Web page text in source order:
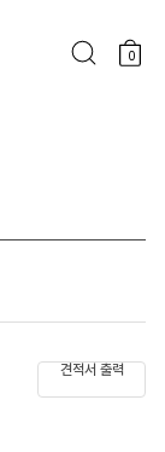
0
견적서 출력